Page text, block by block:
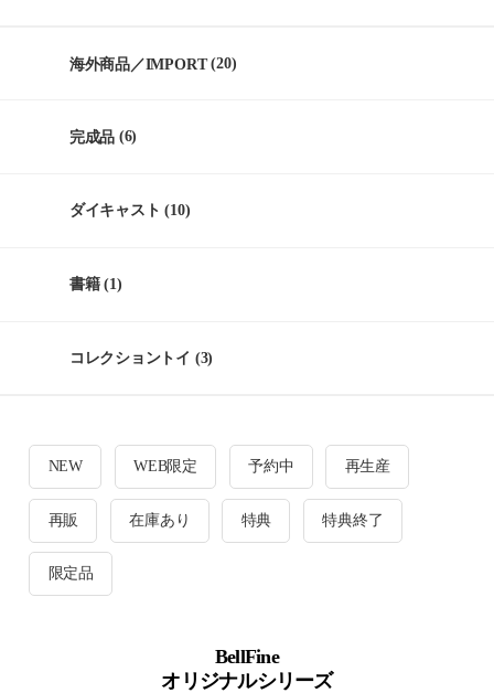
海外商品／IMPORT(20)
完成品 (6)
ダイキャスト (10)
書籍(1)
コレクショントイ (3)
NEW WEB限定 予約中 再生産
再販 在庫あり 特典 特典終了
限定品
BellFine
オリジナルシリーズ